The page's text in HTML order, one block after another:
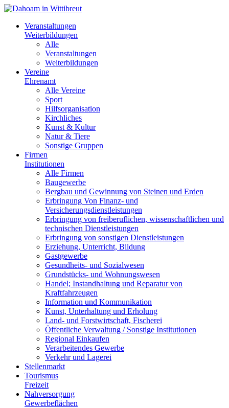
Veranstaltungen
Weiterbildungen
Alle
Veranstaltungen
Weiterbildungen
Vereine
Ehrenamt
Alle Vereine
Sport
Hilfsorganisation
Kirchliches
Kunst & Kultur
Natur & Tiere
Sonstige Gruppen
Firmen
Institutionen
Alle Firmen
Baugewerbe
Bergbau und Gewinnung von Steinen und Erden
Erbringung Von Finanz- und
Versicherungsdienstleistungen
Erbringung von freiberuflichen, wissenschaftlichen und
technischen Dienstleistungen
Erbringung von sonstigen Dienstleistungen
Erziehung, Unterricht, Bildung
Gastgewerbe
Gesundheits- und Sozialwesen
Grundstücks- und Wohnungswesen
Handel; Instandhaltung und Reparatur von
Kraftfahrzeugen
Information und Kommunikation
Kunst, Unterhaltung und Erholung
Land- und Forstwirtschaft, Fischerei
Öffentliche Verwaltung / Sonstige Institutionen
Regional Einkaufen
Verarbeitendes Gewerbe
Verkehr und Lagerei
Stellenmarkt
Tourismus
Freizeit
Nahversorgung
Gewerbeflächen